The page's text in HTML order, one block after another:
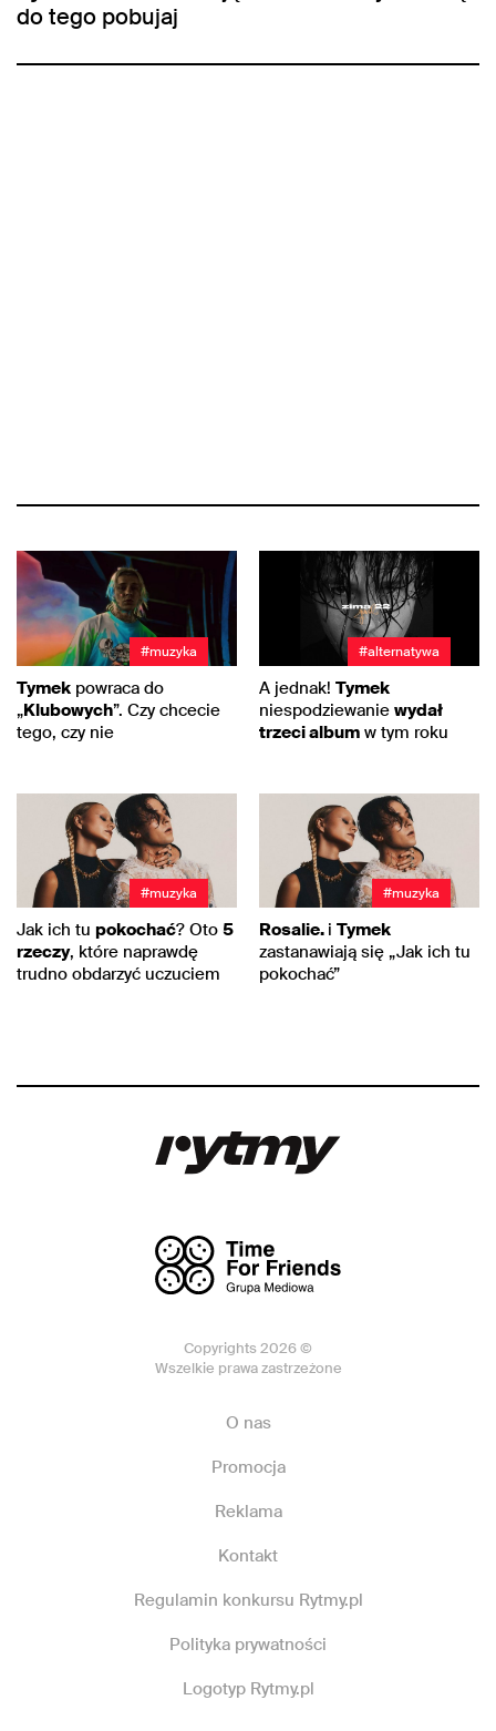
do tego pobujaj
#muzyka
Tymek powraca do
„Klubowych”. Czy chcecie
tego, czy nie
#alternatywa
A jednak! Tymek
niespodziewanie wydał
trzeci album w tym roku
#muzyka
Jak ich tu pokochać? Oto 5
rzeczy, które naprawdę
trudno obdarzyć uczuciem
#muzyka
Rosalie. i Tymek
zastanawiają się „Jak ich tu
pokochać”
Copyrights 2026 ©
Wszelkie prawa zastrzeżone
O nas
Promocja
Reklama
Kontakt
Regulamin konkursu Rytmy.pl
Polityka prywatności
Logotyp Rytmy.pl